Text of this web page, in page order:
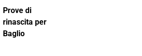
Prove di
rinascita per
Baglio